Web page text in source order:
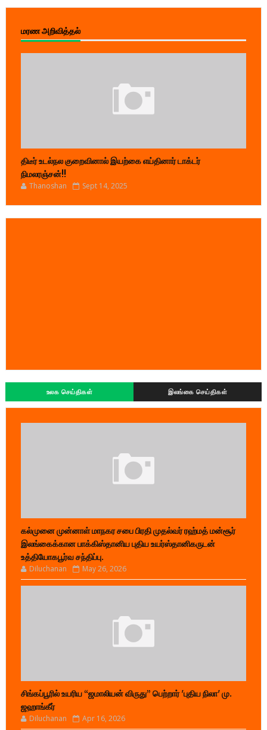
மரண அறிவித்தல்
திடீர் உடல்நல குறைவினால் இயற்கை எய்தினார் டாக்டர்
நிமலரஞ்சன்!!
Thanoshan Sept 14, 2025
உலக செய்திகள் இலங்கை செய்திகள்
கல்முனை முன்னாள் மாநகர சபை பிரதி முதல்வர் ரஹ்மத் மன்சூர்
இலங்கைக்கான பாக்கிஸ்தானிய புதிய உயர்ஸ்தானிகருடன்
உத்தியோகபூர்வ சந்திப்பு.
Diluchanan May 26, 2026
சிங்கப்பூரில் உயரிய “ஜமாலியன் விருது” பெற்றார் 'புதிய நிலா' மு.
ஜஹாங்கீர்
Diluchanan Apr 16, 2026